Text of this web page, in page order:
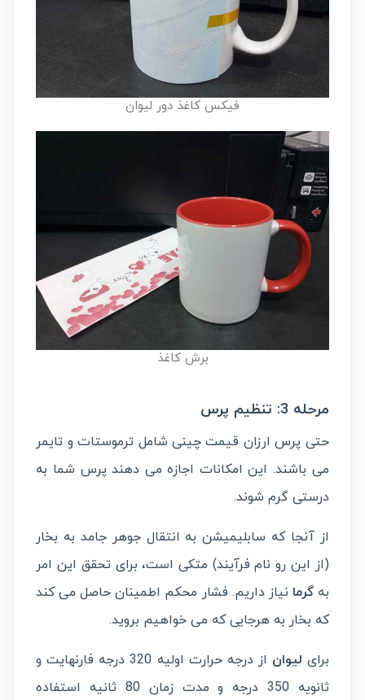
فیکس کاغذ دور لیوان
برش کاغذ
مرحله 3: تنظیم پرس
حتی پرس ارزان قیمت چینی شامل ترموستات و تایمر
می باشند. این امکانات اجازه می دهند پرس شما به
درستی گرم شوند.
از آنجا که سابلیمیشن به انتقال جوهر جامد به بخار
(از این رو نام فرآیند) متکی است، برای تحقق این امر
به گرما نیاز داریم. فشار محکم اطمینان حاصل می کند
که بخار به هرجایی که می خواهیم بروید.
برای لیوان
از درجه حرارت اولیه 320 درجه فارنهایت و
ثانویه 350 درجه و مدت زمان 80 ثانیه استفاده